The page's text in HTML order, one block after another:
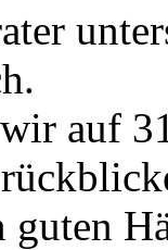
auf
guten